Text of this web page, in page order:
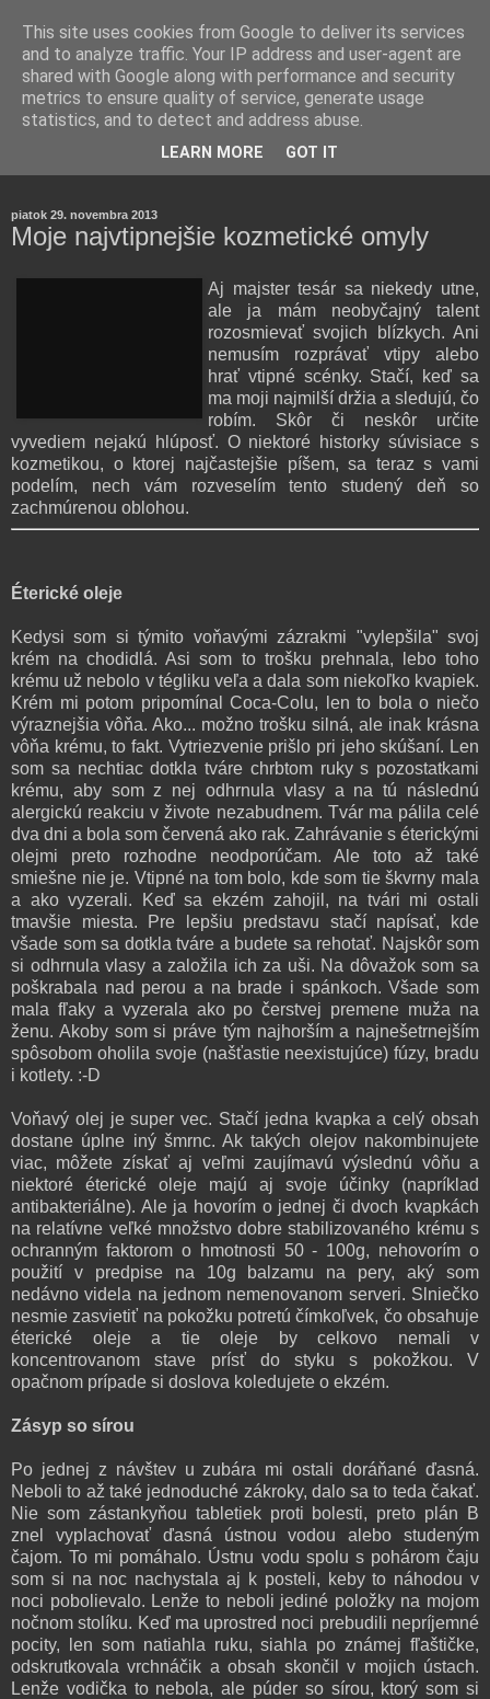
rozoberá témy o zdraví, živote a všetko možné.
piatok 29. novembra 2013
Moje najvtipnejšie kozmetické omyly
Aj majster tesár sa niekedy utne,
ale ja mám neobyčajný talent
rozosmievať svojich blízkych. Ani
nemusím rozprávať vtipy alebo
hrať vtipné scénky. Stačí, keď sa
ma moji najmilší držia a sledujú, čo
robím. Skôr či neskôr určite
vyvediem nejakú hlúposť. O niektoré historky súvisiace s
kozmetikou, o ktorej najčastejšie píšem, sa teraz s vami
podelím, nech vám rozveselím tento studený deň so
zachmúrenou oblohou.
Éterické oleje
Kedysi som si týmito voňavými zázrakmi "vylepšila" svoj
krém na chodidlá. Asi som to trošku prehnala, lebo toho
krému už nebolo v tégliku veľa a dala som niekoľko kvapiek.
Krém mi potom pripomínal Coca-Colu, len to bola o niečo
výraznejšia vôňa. Ako... možno trošku silná, ale inak krásna
vôňa krému, to fakt. Vytriezvenie prišlo pri jeho skúšaní. Len
som sa nechtiac dotkla tváre chrbtom ruky s pozostatkami
krému, aby som z nej odhrnula vlasy a na tú následnú
alergickú reakciu v živote nezabudnem. Tvár ma pálila celé
dva dni a bola som červená ako rak. Zahrávanie s éterickými
olejmi preto rozhodne neodporúčam. Ale toto až také
smiešne nie je. Vtipné na tom bolo, kde som tie škvrny mala
a ako vyzerali. Keď sa ekzém zahojil, na tvári mi ostali
tmavšie miesta. Pre lepšiu predstavu stačí napísať, kde
všade som sa dotkla tváre a budete sa rehotať. Najskôr som
si odhrnula vlasy a založila ich za uši. Na dôvažok som sa
poškrabala nad perou a na brade i spánkoch. Všade som
mala fľaky a vyzerala ako po čerstvej premene muža na
ženu. Akoby som si práve tým najhorším a najnešetrnejším
spôsobom oholila svoje (našťastie neexistujúce) fúzy, bradu
i kotlety. :-D
Voňavý olej je super vec. Stačí jedna kvapka a celý obsah
dostane úplne iný šmrnc. Ak takých olejov nakombinujete
viac, môžete získať aj veľmi zaujímavú výslednú vôňu a
niektoré éterické oleje majú aj svoje účinky (napríklad
antibakteriálne). Ale ja hovorím o jednej či dvoch kvapkách
na relatívne veľké množstvo dobre stabilizovaného krému s
ochranným faktorom o hmotnosti 50 - 100g, nehovorím o
použití v predpise na 10g balzamu na pery, aký som
nedávno videla na jednom nemenovanom serveri. Slniečko
nesmie zasvietiť na pokožku potretú čímkoľvek, čo obsahuje
éterické oleje a tie oleje by celkovo nemali v
koncentrovanom stave prísť do styku s pokožkou. V
opačnom prípade si doslova koledujete o ekzém.
Zásyp so sírou
Po jednej z návštev u zubára mi ostali doráňané ďasná.
Neboli to až také jednoduché zákroky, dalo sa to teda čakať.
Nie som zástankyňou tabletiek proti bolesti, preto plán B
znel vyplachovať ďasná ústnou vodou alebo studeným
čajom. To mi pomáhalo. Ústnu vodu spolu s pohárom čaju
som si na noc nachystala aj k posteli, keby to náhodou v
noci pobolievalo. Lenže to neboli jediné položky na mojom
nočnom stolíku. Keď ma uprostred noci prebudili nepríjemné
pocity, len som natiahla ruku, siahla po známej fľaštičke,
odskrutkovala vrchnáčik a obsah skončil v mojich ústach.
Lenže vodička to nebola, ale púder so sírou, ktorý som si
This site uses cookies from Google to deliver its services
and to analyze traffic. Your IP address and user-agent are
shared with Google along with performance and security
metrics to ensure quality of service, generate usage
statistics, and to detect and address abuse.
LEARN MORE GOT IT